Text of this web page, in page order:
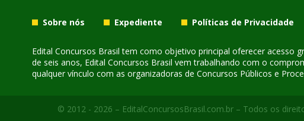
Sobre nós Expediente Políticas de Privacidade
Edital Concursos Brasil tem como objetivo principal oferecer acesso
de seis anos, Edital Concursos Brasil vem trabalhando com o
qualquer vínculo com as organizadoras de Concursos Públicos e
© 2012 - 2026 – EditalConcursosBrasil.com.br – Todos os